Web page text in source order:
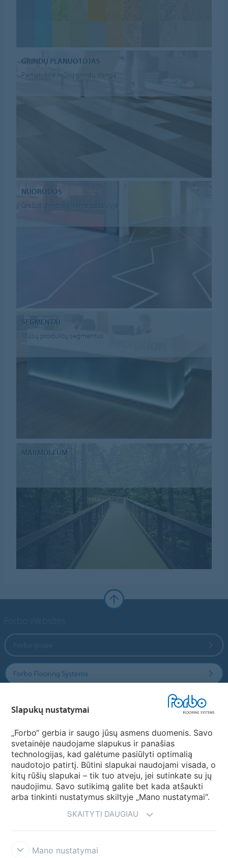
GRINDŲ PLANUOTOJAS
Pamatykite mūsų grindų dangą
NUORODOS
Gražus grindys visame pasaulyje
SEGMENTAI
Mūsų produktų segmentus
MARMOLEUM
Forbo Flooring Systems
Pasirinkti šalį
Pasirinkite savo šalį
Slapukų nustatymai
„Forbo“ gerbia ir saugo jūsų asmens duomenis. Savo
svetainėje naudojame slapukus ir panašias
technologijas, kad galėtume pasiūlyti optimalią
naudotojo patirtį. Būtini slapukai naudojami visada, o
kitų rūšių slapukai – tik tuo atveju, jei sutinkate su jų
naudojimu. Savo sutikimą galite bet kada atšaukti
arba tinkinti nustatymus skiltyje „Mano nustatymai“.
SKAITYTI DAUGIAU
Mano nustatymai